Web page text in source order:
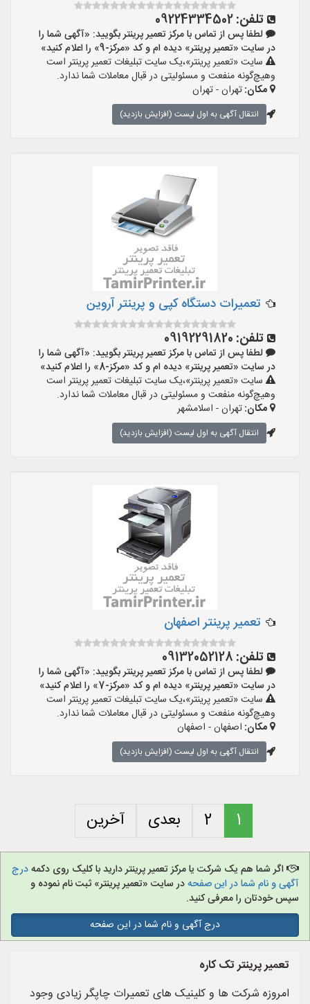
تلفن:09224334502
لطفا پس از تماس با مرکز تعمیر پرینتر بگویید: «آگهی شما را
در سایت «تعمیر پرینتر» دیده ام و کد «مرکز-9» را اعلام کنید»
سایت «تعمیر پرینتر»،یک سایت تبلیغات تعمیر پرینتر است
وهیچ‌گونه منفعت و مسئولیتی در قبال معاملات شما ندارد.
مکان:تهران - تهران
انتقال آگهی به اول لیست (افزایش بازدید)
تعمیرات دستگاه کپی و پرینتر آروین
تلفن: 09192291820
لطفا پس از تماس با مرکز تعمیر پرینتر بگویید: «آگهی شما را
در سایت «تعمیر پرینتر» دیده ام و کد «مرکز-8» را اعلام کنید»
سایت «تعمیر پرینتر»،یک سایت تبلیغات تعمیر پرینتر است
وهیچ‌گونه منفعت و مسئولیتی در قبال معاملات شما ندارد.
مکان:تهران - اسلامشهر
انتقال آگهی به اول لیست (افزایش بازدید)
تعمیر پرینتر اصفهان
تلفن: 09132052128
لطفا پس از تماس با مرکز تعمیر پرینتر بگویید: «آگهی شما را
در سایت «تعمیر پرینتر» دیده ام و کد «مرکز-7» را اعلام کنید»
سایت «تعمیر پرینتر»،یک سایت تبلیغات تعمیر پرینتر است
وهیچ‌گونه منفعت و مسئولیتی در قبال معاملات شما ندارد.
مکان: اصفهان - اصفهان
انتقال آگهی به اول لیست (افزایش بازدید)
1
2 بعدی آخرین
اگر شما هم یک شرکت یا مرکز تعمیر پرینتر دارید با کلیک روی دکمهدرج
آگهی و نام شما در این صفحهدر سایت «تعمیر پرینتر» ثبت نام نموده و
سپس خودتان را معرفی کنید.
درج آگهی و نام شما در این صفحه
تعمیر پرینتر تک کاره
امروزه شرکت ها و کلینیک های تعمیرات چاپگر زیادی وجود